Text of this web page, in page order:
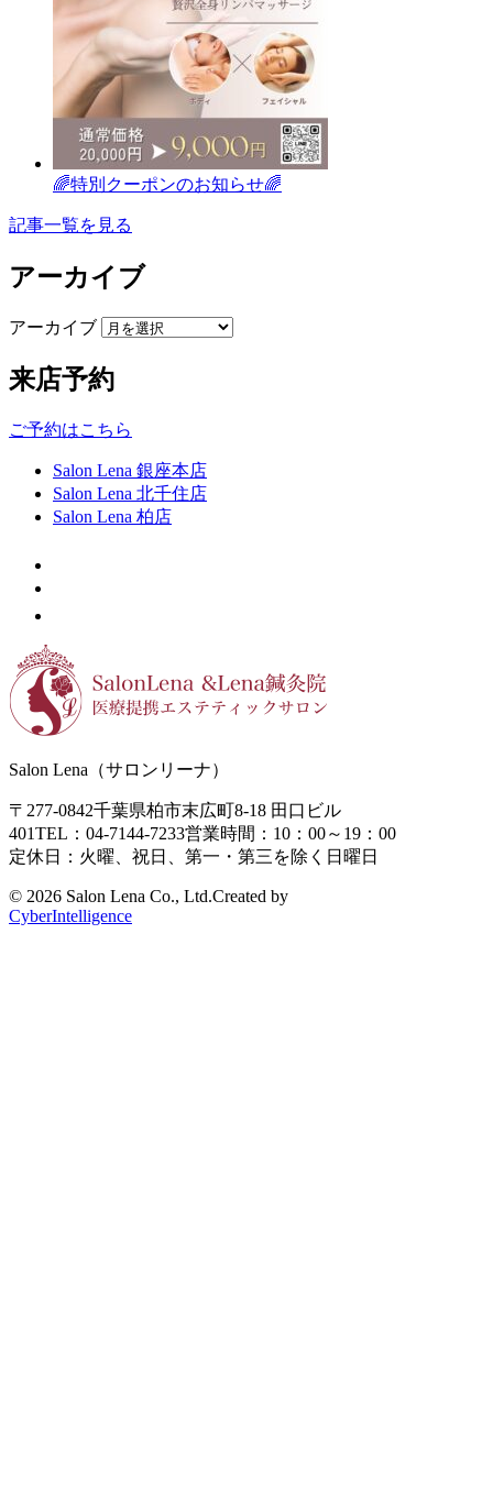
🌈特別クーポンのお知らせ🌈
記事一覧を見る
アーカイブ
アーカイブ
来店予約
ご予約はこちら
Salon Lena 銀座本店
Salon Lena 北千住店
Salon Lena 柏店
Salon Lena（サロンリーナ）
〒277-0842千葉県柏市末広町8-18 田口ビル
401TEL：04-7144-7233営業時間：10：00～19：00
定休日：火曜、祝日、第一・第三を除く日曜日
© 2026 Salon Lena Co., Ltd.Created by
CyberIntelligence